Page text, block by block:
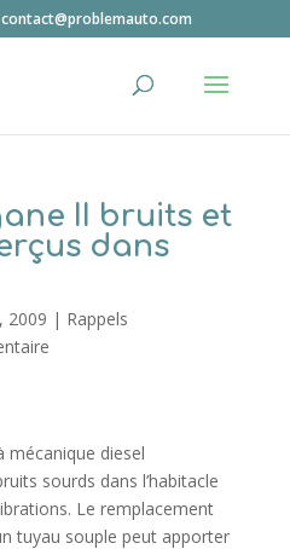
contact@problemauto.com
II bruits et
dans
2009 | Rappels
mécanique diesel
sourds dans l’habitacle
Le remplacement
tuyau souple peut apporter